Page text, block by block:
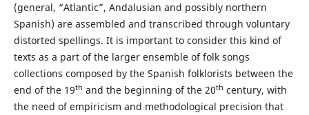
(general, “Atlantic”, Andalusian and possibly northern
Spanish) are assembled and transcribed through voluntary
distorted spellings. It is important to consider this kind of
texts as a part of the larger ensemble of folk songs
collections composed by the Spanish folklorists between the
end of the 19th and the beginning of the 20th century, with
the need of empiricism and methodological precision that